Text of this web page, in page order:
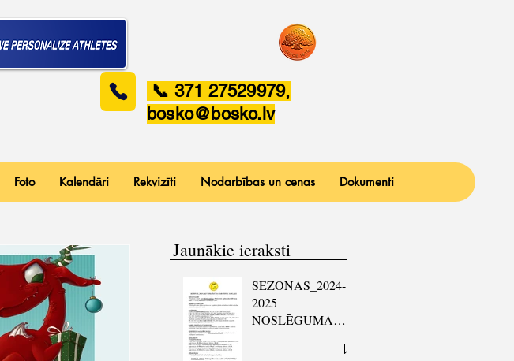
📞 371 27529979,
bosko@bosko.lv
Foto Kalendāri Rekvizīti Nodarbības un cenas Dokumenti
Jaunākie ieraksti
SEZONAS_2024-
2025
NOSLĒGUMA